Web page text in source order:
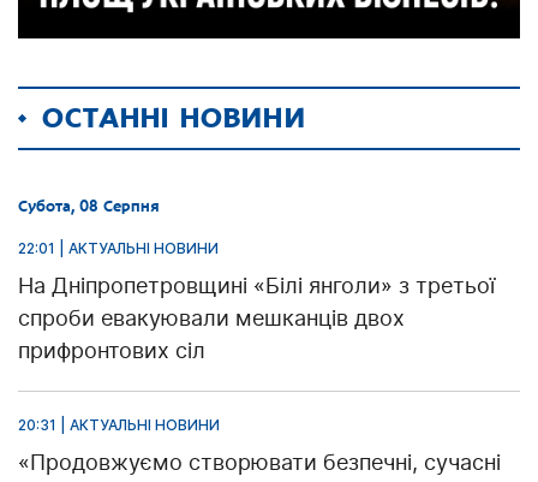
ОСТАННІ НОВИНИ
Субота, 08 Серпня
22:01 | АКТУАЛЬНІ НОВИНИ
На Дніпропетровщині «Білі янголи» з третьої
спроби евакуювали мешканців двох
прифронтових сіл
20:31 | АКТУАЛЬНІ НОВИНИ
«Продовжуємо створювати безпечні, сучасні